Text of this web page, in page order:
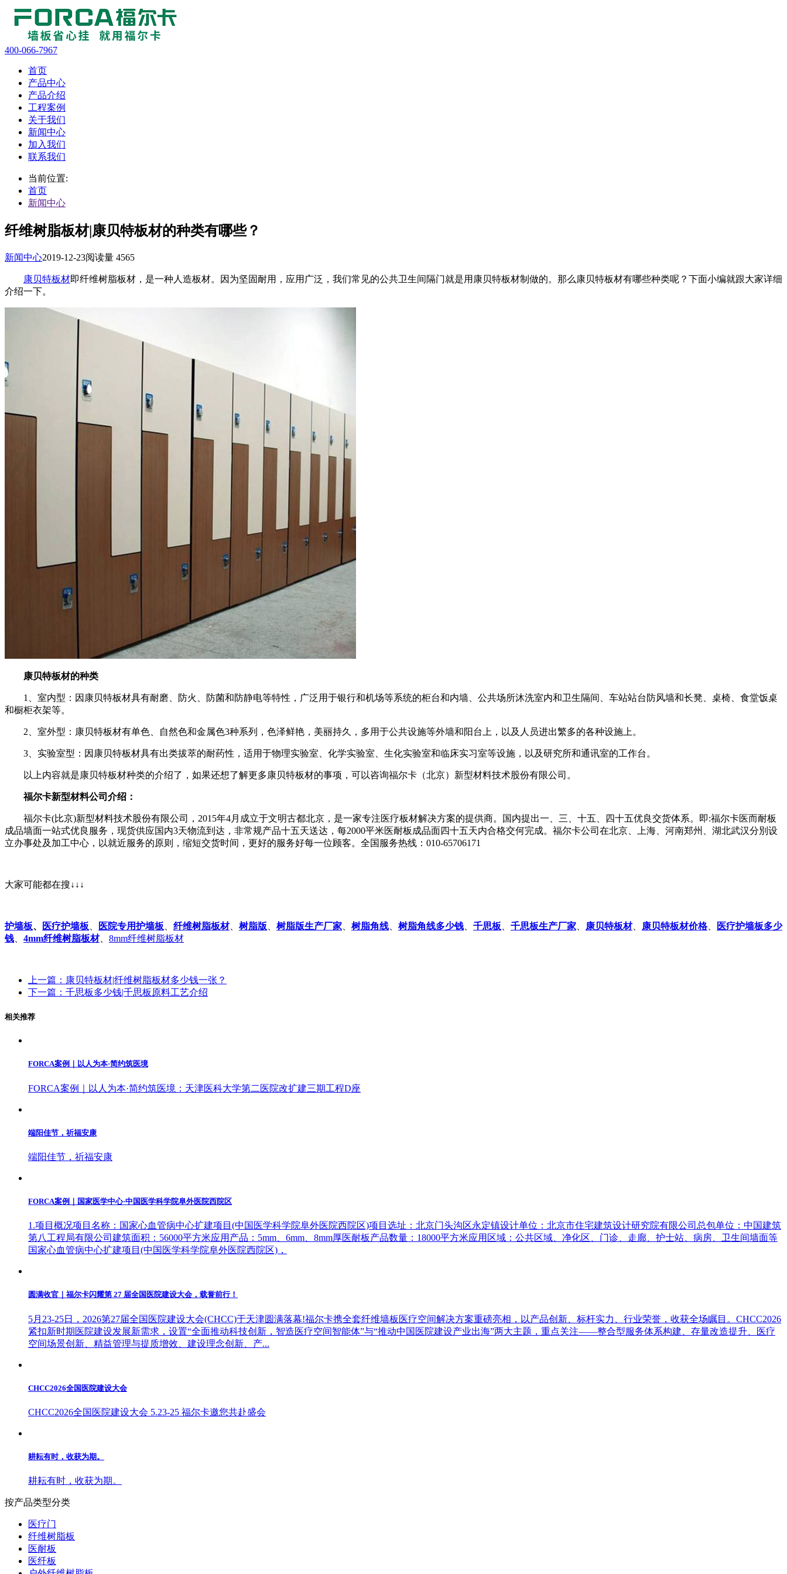
400-066-7967
首页
产品中心
产品介绍
工程案例
关于我们
新闻中心
加入我们
联系我们
当前位置:
首页
新闻中心
纤维树脂板材|康贝特板材的种类有哪些？
新闻中心2019-12-23阅读量 4565
康贝特板材即纤维树脂板材，是一种人造板材。因为坚固耐用，应用广泛，我们常见的公共卫生间隔门就是用康贝特板材制做的。那么康贝特板材有哪些种类呢？下面小编就跟大家详细
介绍一下。
康贝特板材的种类
1、室内型：因康贝特板材具有耐磨、防火、防菌和防静电等特性，广泛用于银行和机场等系统的柜台和内墙、公共场所沐洗室内和卫生隔间、车站站台防风墙和长凳、桌椅、食堂饭桌
和橱柜衣架等。
2、室外型：康贝特板材有单色、自然色和金属色3种系列，色泽鲜艳，美丽持久，多用于公共设施等外墙和阳台上，以及人员进出繁多的各种设施上。
3、实验室型：因康贝特板材具有出类拔萃的耐药性，适用于物理实验室、化学实验室、生化实验室和临床实习室等设施，以及研究所和通讯室的工作台。
以上内容就是康贝特板材种类的介绍了，如果还想了解更多康贝特板材的事项，可以咨询福尔卡（北京）新型材料技术股份有限公司。
福尔卡新型材料公司介绍：
福尔卡(比京)新型材料技术股份有限公司，2015年4月成立于文明古都北京，是一家专注医疗板材解决方案的提供商。国内提出一、三、十五、四十五优良交货体系。即:福尔卡医而耐板
成品墙面一站式优良服务，现货供应国内3天物流到达，非常规产品十五天送达，每2000平米医耐板成品面四十五天内合格交何完成。福尔卡公司在北京、上海、河南郑州、湖北武汉分別设
立办事处及加工中心，以就近服务的原则，缩短交货时间，更好的服务好每一位顾客。全国服务热线：010-65706171
大家可能都在搜↓↓↓
护墙板、 医疗护墙板 医院专用护墙板 纤维树脂板材、 树脂版 树脂版生产厂家 树脂角线 树脂角线多少钱 千思板 千思板生产厂家 康贝特板材、 康贝特板材价格、
医疗护墙板多少
钱
4mm纤维树脂板材、 8mm纤维树脂板材
上一篇：康贝特板材|纤维树脂板材多少钱一张？
下一篇：千思板多少钱|千思板原料工艺介绍
相关推荐
FORCA案例｜以人为本·简约筑医境
FORCA案例｜以人为本·简约筑医境：天津医科大学第二医院改扩建三期工程D座
端阳佳节，祈福安康
端阳佳节，祈福安康
FORCA案例｜国家医学中心·中国医学科学院阜外医院西院区
1.项目概况项目名称：国家心血管病中心扩建项目(中国医学科学院阜外医院西院区)项目选址：北京门头沟区永定镇设计单位：北京市住宅建筑设计研究院有限公司总包单位：中国建筑
第八工程局有限公司建筑面积：56000平方米应用产品：5mm、6mm、8mm厚医耐板产品数量：18000平方米应用区域：公共区域、净化区、门诊、走廊、护士站、病房、卫生间墙面等
国家心血管病中心扩建项目(中国医学科学院阜外医院西院区)，
圆满收官｜福尔卡闪耀第 27 届全国医院建设大会，载誉前行！
5月23-25日，2026第27届全国医院建设大会(CHCC)于天津圆满落幕!福尔卡携全套纤维墙板医疗空间解决方案重磅亮相，以产品创新、标杆实力、行业荣誉，收获全场瞩目。CHCC2026
紧扣新时期医院建设发展新需求，设置“全面推动科技创新，智造医疗空间智能体”与“推动中国医院建设产业出海”两大主题，重点关注——整合型服务体系构建、存量改造提升、医疗
空间场景创新、精益管理与提质增效、建设理念创新、产...
CHCC2026全国医院建设大会
CHCC2026全国医院建设大会 5.23-25 福尔卡邀您共赴盛会
耕耘有时，收获为期。
耕耘有时，收获为期。
按产品类型分类
医疗门
纤维树脂板
医耐板
医纤板